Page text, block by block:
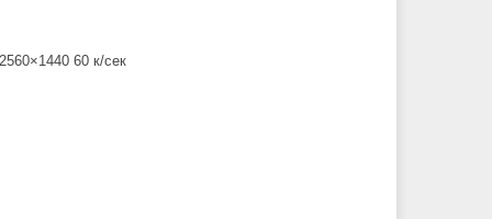
60 к/сек